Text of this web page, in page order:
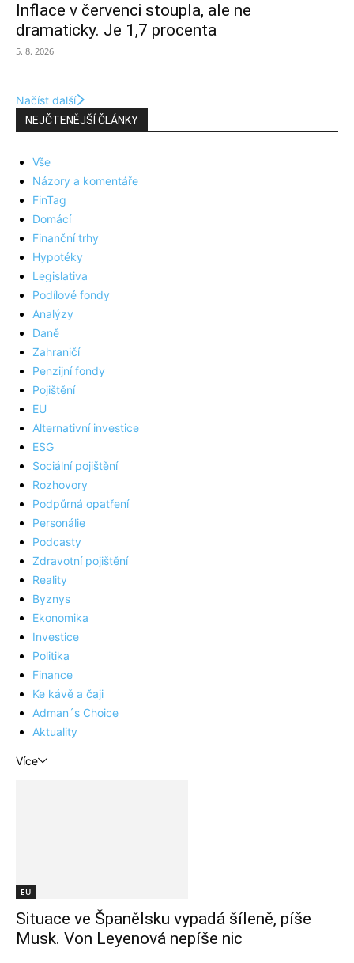
Inflace v červenci stoupla, ale ne
dramaticky. Je 1,7 procenta
5. 8. 2026
Načíst další
NEJČTENĚJŠÍ ČLÁNKY
Vše
Názory a komentáře
FinTag
Domácí
Finanční trhy
Hypotéky
Legislativa
Podílové fondy
Analýzy
Daně
Zahraničí
Penzijní fondy
Pojištění
EU
Alternativní investice
ESG
Sociální pojištění
Rozhovory
Podpůrná opatření
Personálie
Podcasty
Zdravotní pojištění
Reality
Byznys
Ekonomika
Investice
Politika
Finance
Ke kávě a čaji
Adman´s Choice
Aktuality
Více
EU
Situace ve Španělsku vypadá šíleně, píše
Musk. Von Leyenová nepíše nic